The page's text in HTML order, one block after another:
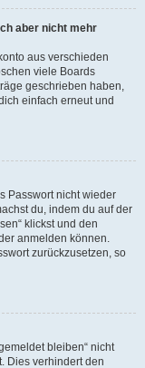
aber nicht mehr
aus verschieden
viele Boards
geschrieben haben,
einfach erneut und
Passwort nicht wieder
du, indem du auf der
klickst und den
anmelden können.
zurückzusetzen, so
bleiben“ nicht
Dies verhindert den